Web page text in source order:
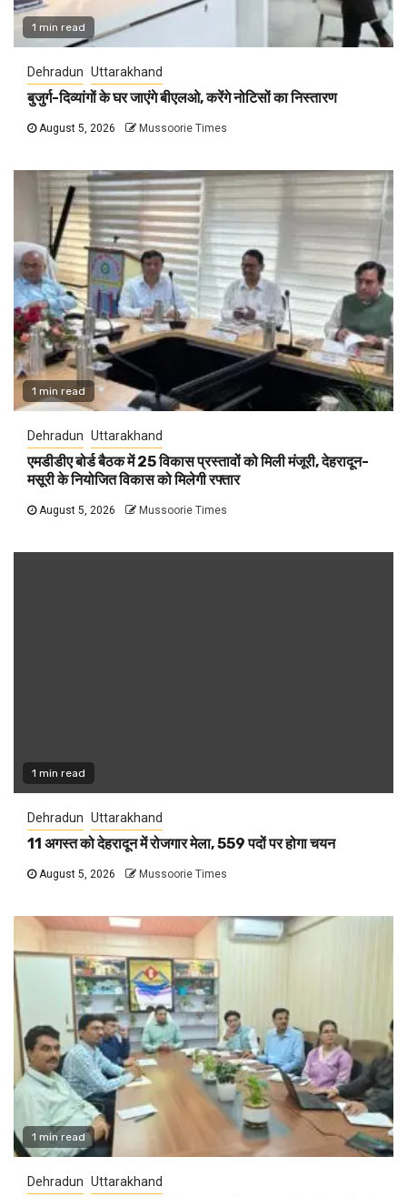
1 min read
Dehradun Uttarakhand
बुजुर्ग-दिव्यांगों के घर जाएंगे बीएलओ, करेंगे नोटिसों का निस्तारण
August 5, 2026 Mussoorie Times
1 min read
Dehradun Uttarakhand
एमडीडीए बोर्ड बैठक में 25 विकास प्रस्तावों को मिली मंजूरी, देहरादून-
मसूरी के नियोजित विकास को मिलेगी रफ्तार
August 5, 2026 Mussoorie Times
1 min read
Dehradun Uttarakhand
11 अगस्त को देहरादून में रोजगार मेला, 559 पदों पर होगा चयन
August 5, 2026 Mussoorie Times
1 min read
Dehradun Uttarakhand